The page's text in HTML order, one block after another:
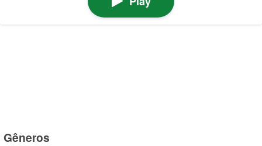
Gêneros